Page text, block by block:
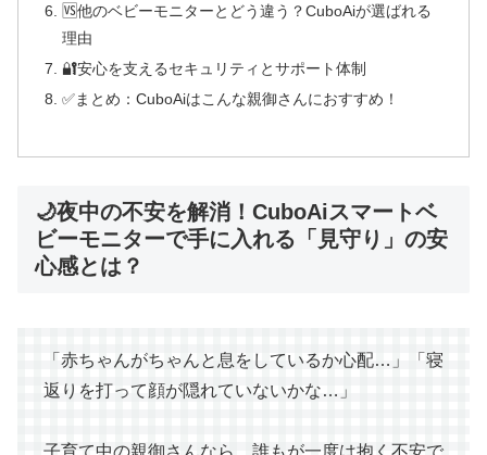
🆚他のベビーモニターとどう違う？CuboAiが選ばれる
理由
🔐安心を支えるセキュリティとサポート体制
✅まとめ：CuboAiはこんな親御さんにおすすめ！
🌙夜中の不安を解消！CuboAiスマートベ
ビーモニターで手に入れる「見守り」の安
心感とは？
「赤ちゃんがちゃんと息をしているか心配…」「寝
返りを打って顔が隠れていないかな…」